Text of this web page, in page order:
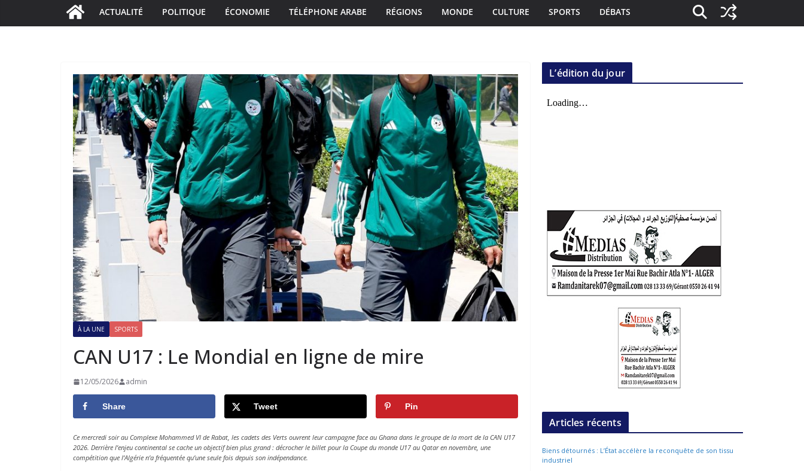
ACTUALITÉ POLITIQUE ÉCONOMIE TÉLÉPHONE ARABE RÉGIONS MONDE CULTURE SPORTS DÉBATS
À LA UNE SPORTS
CAN U17 : Le Mondial en ligne de mire
12/05/2026 admin
Share Tweet Pin
Ce mercredi soir au Complexe Mohammed VI de Rabat, les cadets des Verts ouvrent leur campagne face au Ghana dans le groupe de la mort de la CAN U17
2026. Derrière l’enjeu continental se cache un objectif bien plus grand : décrocher le billet pour la Coupe du monde U17 au Qatar en novembre, une
compétition que l’Algérie n’a fréquentée qu’une seule fois depuis son indépendance.
L’édition du jour
Articles récents
Biens détournés : L’État accélère la reconquête de son tissu
industriel